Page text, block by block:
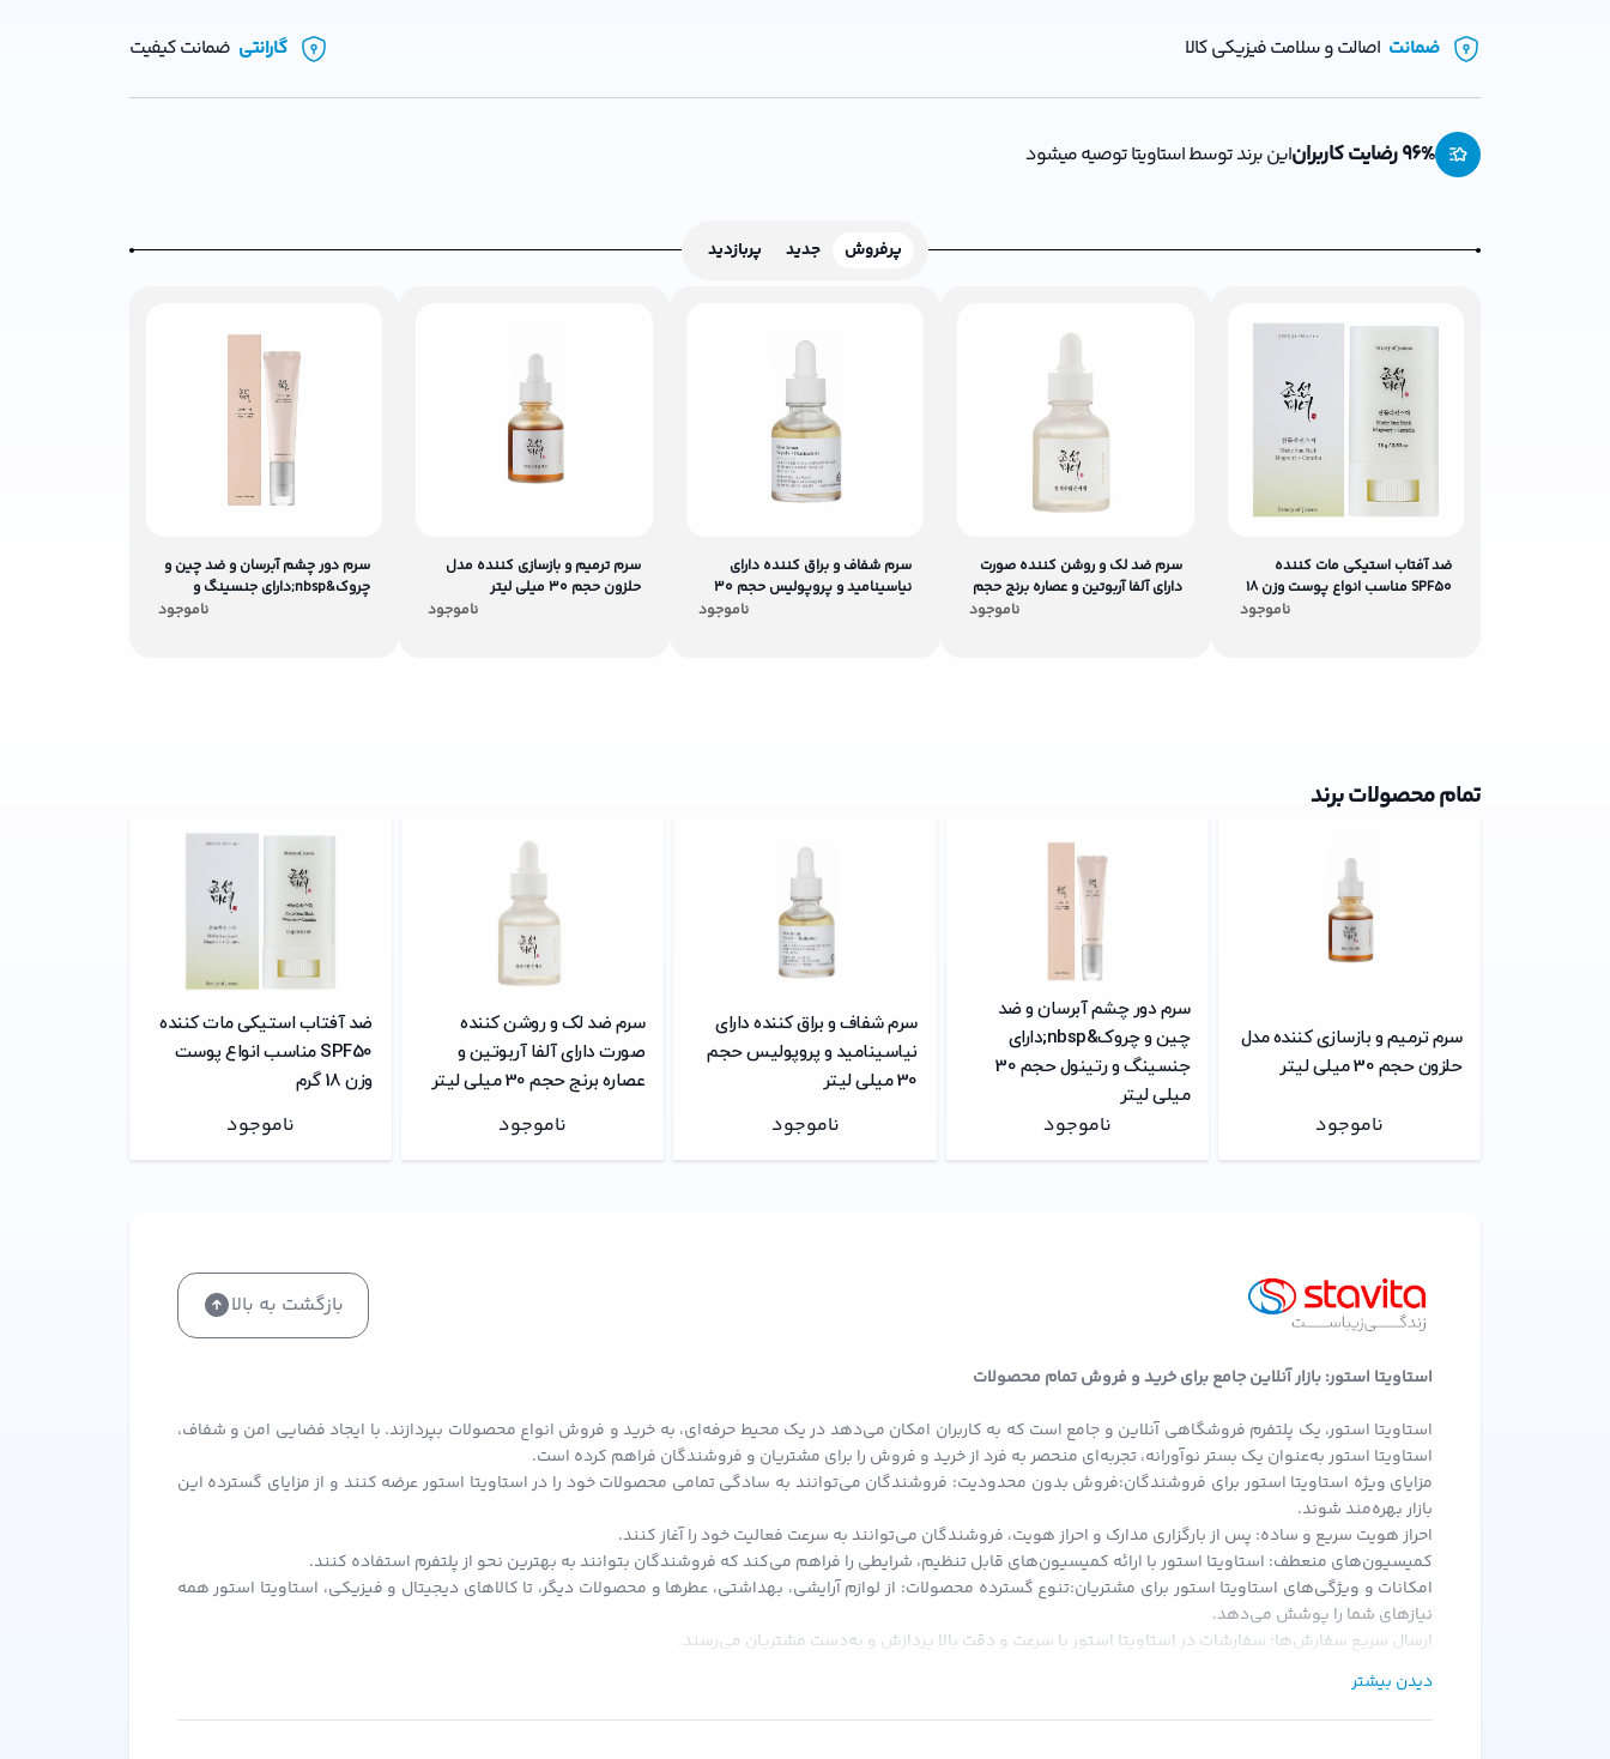
ضمانت اصالت و سلامت فیزیکی کالا گارانتی ضمانت کیفیت
96% رضایت کاربران این برند توسط استاویتا توصیه میشود
پرفروش جدید پربازدید
ضد آفتاب استیکی مات کننده
SPF50 مناسب انواع پوست وزن 18
ناموجود
سرم ضد لک و روشن کننده صورت
دارای آلفا آربوتین و عصاره برنج حجم
ناموجود
سرم شفاف و براق کننده دارای
نیاسینامید و پروپولیس حجم 30
ناموجود
سرم ترمیم و بازسازی کننده مدل
حلزون حجم 30 میلی لیتر
ناموجود
سرم دور چشم آبرسان و ضد چین و
چروک&nbsp;دارای جنسینگ و
ناموجود
تمام محصولات برند
سرم ترمیم و بازسازی کننده مدل
حلزون حجم 30 میلی لیتر
ناموجود
سرم دور چشم آبرسان و ضد
چین و چروک&nbsp;دارای
جنسینگ و رتینول حجم 30
میلی لیتر
ناموجود
سرم شفاف و براق کننده دارای
نیاسینامید و پروپولیس حجم
30 میلی لیتر
ناموجود
سرم ضد لک و روشن کننده
صورت دارای آلفا آربوتین و
عصاره برنج حجم 30 میلی لیتر
ناموجود
ضد آفتاب استیکی مات کننده
SPF50 مناسب انواع پوست
وزن 18 گرم
ناموجود
بازگشت به بالا
استاویتا استور: بازار آنلاین جامع برای خرید و فروش تمام محصولات
استاویتا استور، یک پلتفرم فروشگاهی آنلاین و جامع است که به کاربران امکان می‌دهد در یک محیط حرفه‌ای، به خرید و فروش انواع محصولات بپردازند. با ایجاد فضایی امن و شفاف،
استاویتا استور به‌عنوان یک بستر نوآورانه، تجربه‌ای منحصر به فرد از خرید و فروش را برای مشتریان و فروشندگان فراهم کرده است.
مزایای ویژه استاویتا استور برای فروشندگان:فروش بدون محدودیت: فروشندگان می‌توانند به سادگی تمامی محصولات خود را در استاویتا استور عرضه کنند و از مزایای گسترده این
بازار بهره‌مند شوند.
احراز هویت سریع و ساده: پس از بارگزاری مدارک و احراز هویت، فروشندگان می‌توانند به سرعت فعالیت خود را آغاز کنند.
کمیسیون‌های منعطف: استاویتا استور با ارائه کمیسیون‌های قابل تنظیم، شرایطی را فراهم می‌کند که فروشندگان بتوانند به بهترین نحو از پلتفرم استفاده کنند.
امکانات و ویژگی‌های استاویتا استور برای مشتریان:تنوع گسترده محصولات: از لوازم آرایشی، بهداشتی، عطرها و محصولات دیگر، تا کالاهای دیجیتال و فیزیکی، استاویتا استور همه
نیازهای شما را پوشش می‌دهد.
ارسال سریع سفارش‌ها: سفارشات در استاویتا استور با سرعت و دقت بالا پردازش و به‌دست مشتریان می‌رسند.
هدیه در کیف پول: با هر خرید از استاویتا استور، هدیه‌ای به صورت اعتبار به کیف پول دیجیتال شما اضافه می‌شود که می‌توانید در سفارش‌های بعدی از آن استفاده کنید.
رویکرد استاویتا استور:استاویتا استور با هدف حذف انحصار در حوزه فروش دیجیتال و فیزیکی، تلاش می‌کند تا بستری برابر و آزاد برای همه فروشندگان و خریداران ایجاد کند. این
دیدن بیشتر